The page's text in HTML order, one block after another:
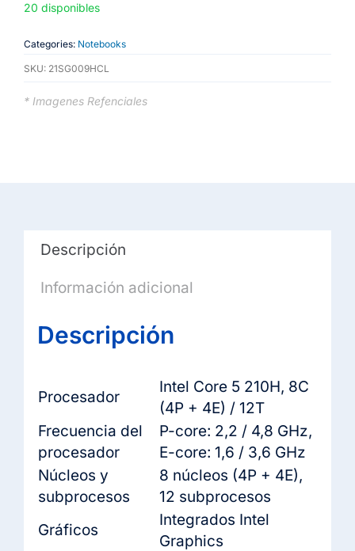
ThinkBook
14“
Win11
cantidad
20 disponibles
Categories: Notebooks
SKU: 21SG009HCL
* Imagenes Refenciales
Descripción
Información adicional
Descripción
Procesador
Intel Core 5 210H, 8C
(4P + 4E) / 12T
Frecuencia del
procesador
P-core: 2,2 / 4,8 GHz,
E-core: 1,6 / 3,6 GHz
Núcleos y
subprocesos
8 núcleos (4P + 4E),
12 subprocesos
Gráficos
Integrados Intel
Graphics